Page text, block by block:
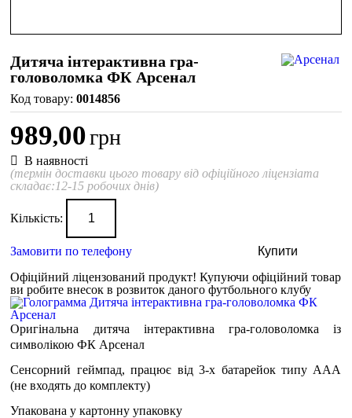
Дитяча інтерактивна гра-
головоломка ФК Арсенал
0014856
989,00грн
В наявності
(термін доставки цього товару від офіційного ліцензіата
складає:12-15 робочих днів)
Кількість:
Замовити по телефону
Купити
Офіційний ліцензований продукт!Купуючи офіційний товар
ви робите внесок в розвиток даного футбольного клубу
Оригінальна дитяча інтерактивна гра-головоломка із
символікою ФК Арсенал
Сенсорний геймпад, працює від 3-х батарейок типу ААА
(не входять до комплекту)
Упакована у картонну упаковку